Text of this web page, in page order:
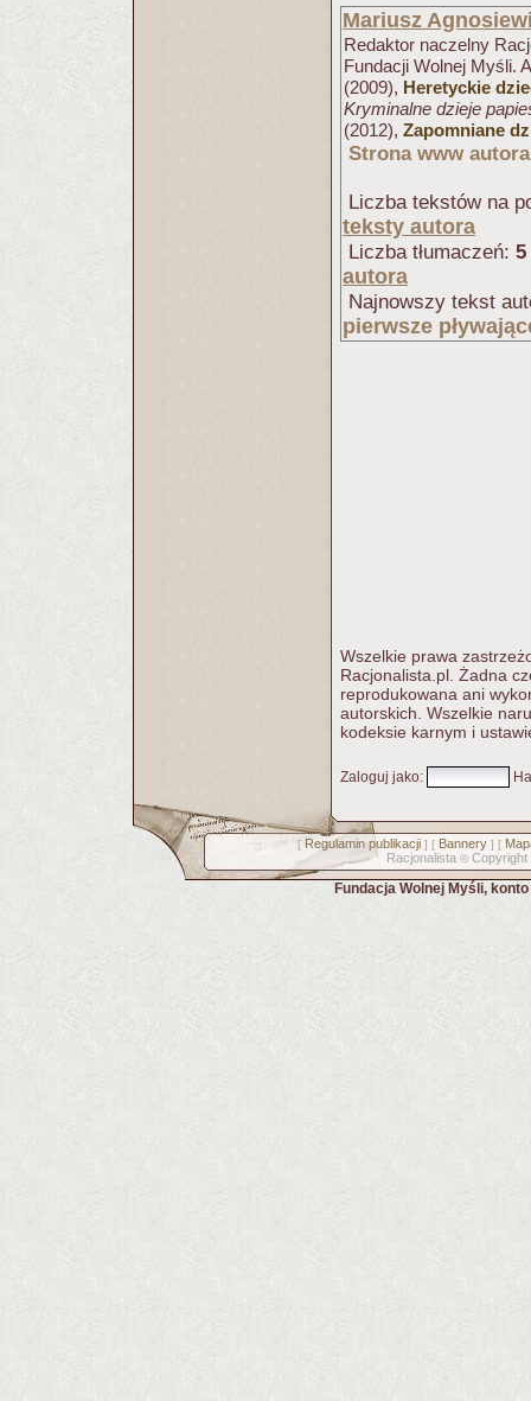
Mariusz
Redaktor naczelny
Fundacji Wolnej Myśli.
(2009), Heretyckie
Kryminalne dzieje
(2012), Zapomniane
Strona www autora
Liczba tekstów na
teksty autora
Liczba tłumaczeń: 5
autora
Najnowszy tekst
pierwsze
Wszelkie prawa
Racjonalista.pl. Żadna
reprodukowana ani
autorskich. Wszelkie
kodeksie karnym i
Zaloguj jako:
[ Regulamin publikacji] [ Bannery] [
Racjonalista © Copyright
Fundacja Wolnej Myśli,